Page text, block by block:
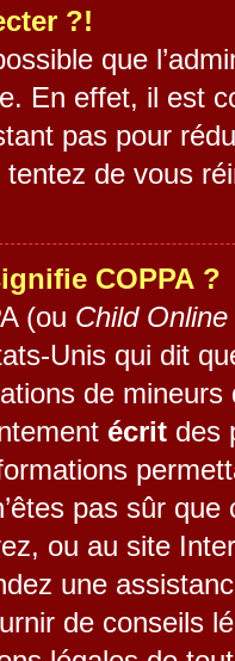
?!
que
En effet, il est
pas pour
tentez de vous
COPPA ?
(ou Child
Unis qui dit
de
écrit des
pas sûr
ou au site
une
de conseils